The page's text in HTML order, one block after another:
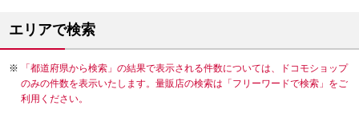
エリアで検索
「都道府県から検索」の結果で表示される件数については、ドコモショップ
のみの件数を表示いたします。量販店の検索は「フリーワードで検索」をご
利用ください。